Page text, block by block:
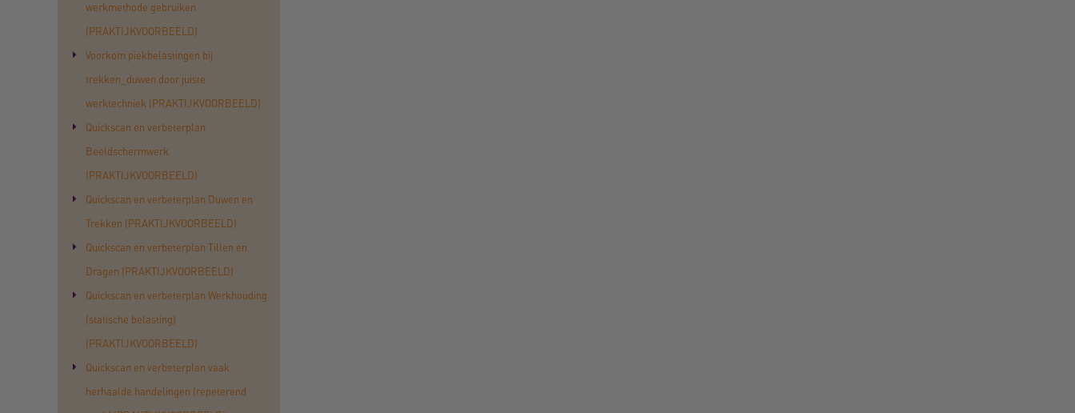
werkmethode gebruiken
(PRAKTIJKVOORBEELD)
Voorkom piekbelastingen bij
trekken_duwen door juiste
werktechniek (PRAKTIJKVOORBEELD)
Quickscan en verbeterplan
Beeldschermwerk
(PRAKTIJKVOORBEELD)
Quickscan en verbeterplan Duwen en
Trekken (PRAKTIJKVOORBEELD)
Quickscan en verbeterplan Tillen en
Dragen (PRAKTIJKVOORBEELD)
Quickscan en verbeterplan Werkhouding
(statische belasting)
(PRAKTIJKVOORBEELD)
Quickscan en verbeterplan vaak
herhaalde handelingen (repeterend